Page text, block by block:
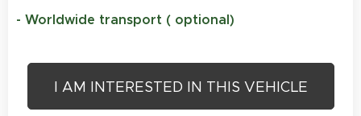
- Worldwide transport ( optional)
I AM INTERESTED IN THIS VEHICLE